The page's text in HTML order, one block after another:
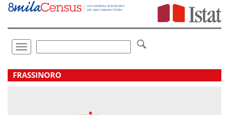
Vai
direttamente
Toggle
navigation
.
FRASSINORO